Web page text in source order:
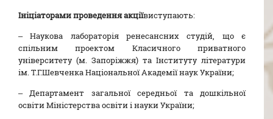
Ініціаторами проведення акціївиступають:
– Наукова лабораторія ренесансних студій, що є
спільним проектом Класичного приватного
університету (м. Запоріжжя) та Інституту літератури
ім. Т.Г.Шевченка Національної Академії наук України;
– Департамент загальної середньої та дошкільної
освіти Міністерства освіти і науки України;